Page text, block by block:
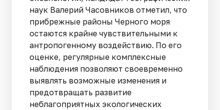
наук Валерий Часовников отметил, что
прибрежные районы Черного моря
остаются крайне чувствительными к
антропогенному воздействию. По его
оценке, регулярные комплексные
наблюдения позволяют своевременно
выявлять возможные изменения и
предотвращать развитие
неблагоприятных экологических